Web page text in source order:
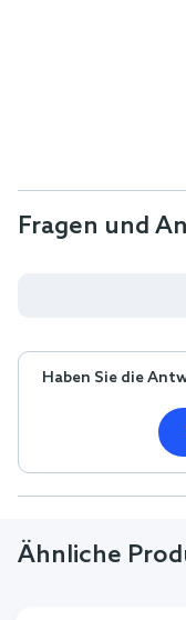
Fragen und
Haben Sie die
Ähnliche